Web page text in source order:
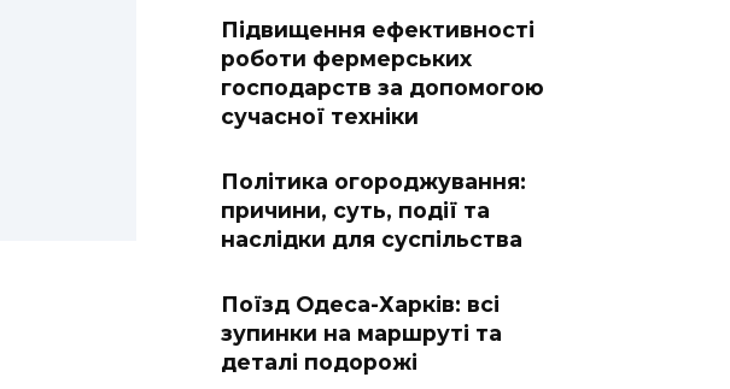
Підвищення ефективності
роботи фермерських
господарств за допомогою
сучасної техніки
Політика огороджування:
причини, суть, події та
наслідки для суспільства
Поїзд Одеса-Харків: всі
зупинки на маршруті та
деталі подорожі